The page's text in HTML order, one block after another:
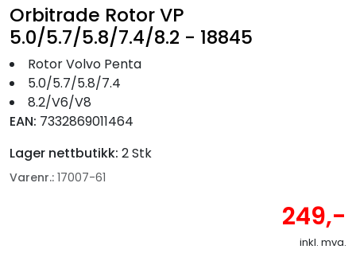
Orbitrade Rotor VP
5.0/5.7/5.8/7.4/8.2 - 18845
Rotor Volvo Penta
5.0/5.7/5.8/7.4
8.2/V6/V8
EAN: 7332869011464
Lager nettbutikk: 2 Stk
Varenr.: 17007-61
249,-
inkl. mva.
Båtpleie/Opplag
Seil
Nyheter